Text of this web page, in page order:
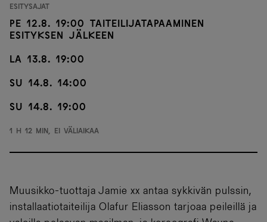
Esitysajat
Pe 12.8. 19:00 Taiteilijatapaaminen
esityksen jälkeen
La 13.8. 19:00
Su 14.8. 14:00
Su 14.8. 19:00
1 h 12 min, ei väliaikaa
Muusikko-tuottaja Jamie xx antaa sykkivän pulssin,
installaatiotaiteilija Olafur Eliasson tarjoaa peileillä ja